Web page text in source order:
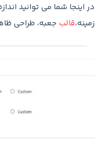
در اینجا شما می توانید
زمینه،قالب جعبه، طراحی